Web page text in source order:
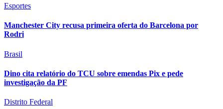
Esportes
Manchester City recusa primeira oferta do Barcelona por
Rodri
Brasil
Dino cita relatório do TCU sobre emendas Pix e pede
investigação da PF
Distrito Federal